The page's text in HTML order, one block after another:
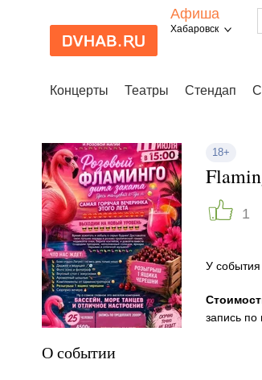
Афиша
Хабаровск
Концерты Театры Стендап
18+
1
У события
запись по
О событии